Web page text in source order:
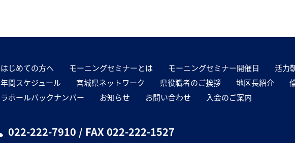
はじめての方へ モーニングセミナーとは モーニングセミナー開催日 活力
年間スケジュール
宮城県ネットワーク 県役職者のご挨拶 地区長紹介
ラポールバックナンバー
お知らせ お問い合わせ 入会のご案内
022-222-7910 / FAX 022-222-1527